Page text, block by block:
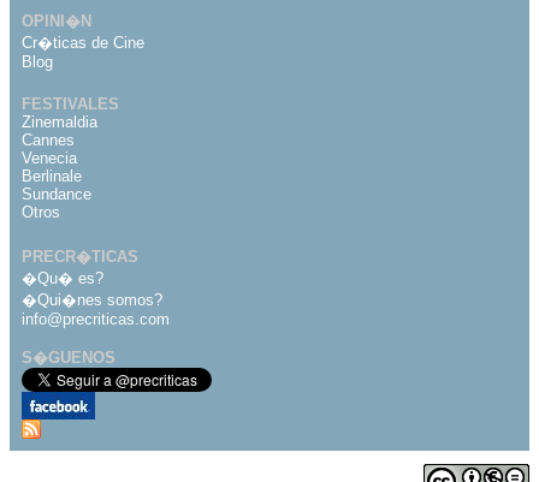
OPINI�N
Cr�ticas de Cine
Blog
FESTIVALES
Zinemaldia
Cannes
Venecia
Berlinale
Sundance
Otros
PRECR�TICAS
�Qu� es?
�Qui�nes somos?
info@precriticas.com
S�GUENOS